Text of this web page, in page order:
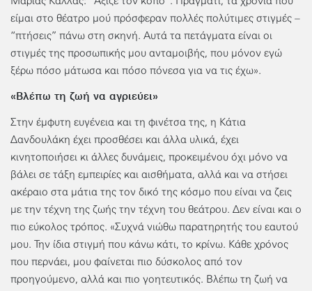
είμαι στο θέατρο μού πρόσφεραν πολλές πολύτιμες στιγμές –
“πτήσεις” πάνω στη σκηνή. Αυτά τα πετάγματα είναι οι
στιγμές της προσωπικής μου ανταμοιβής, που μόνον εγώ
ξέρω πόσο μάτωσα και πόσο πόνεσα για να τις έχω».
«Βλέπω τη ζωή να αγριεύει»
Στην έμφυτη ευγένεια και τη φινέτσα της, η Κάτια
Δανδουλάκη έχει προσθέσει και άλλα υλικά, έχει
κινητοποιήσει κι άλλες δυνάμεις, προκειμένου όχι μόνο να
βάλει σε τάξη εμπειρίες και αισθήματα, αλλά και να στήσει
ακέραιο στα μάτια της τον δικό της κόσμο που είναι να ζεις
με την τέχνη της ζωής την τέχνη του θεάτρου. Δεν είναι και ο
πιο εύκολος τρόπος. «Συχνά νιώθω παρατηρητής του εαυτού
μου. Την ίδια στιγμή που κάνω κάτι, το κρίνω. Κάθε χρόνος
που περνάει, μου φαίνεται πιο δύσκολος από τον
προηγούμενο, αλλά και πιο γοητευτικός. Βλέπω τη ζωή να